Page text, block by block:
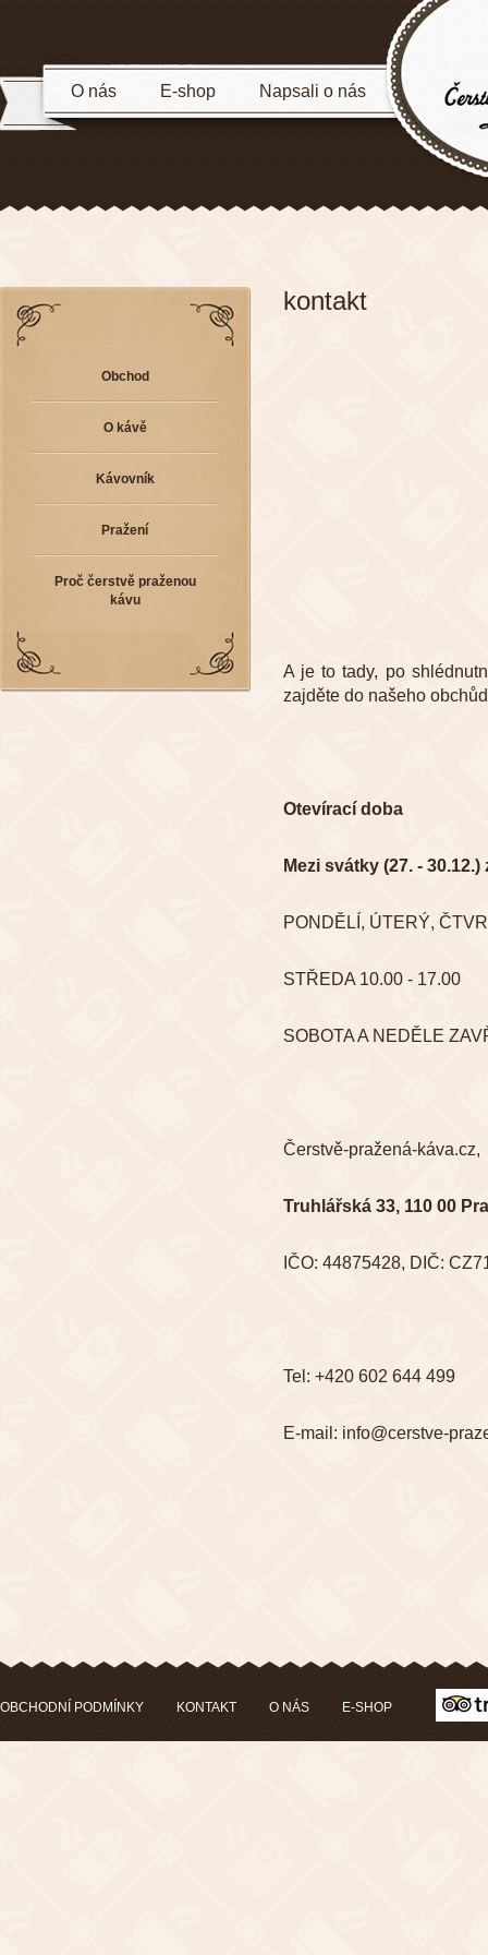
O nás E-shop Napsali o nás
Obchod
O kávě
Kávovník
Pražení
Proč čerstvě praženou
kávu
kontakt
A je to tady, po
zajděte do našeho
Otevírací doba
Mezi svátky (27. - 30.12.)
PONDĚLÍ, ÚTERÝ,
STŘEDA 10.00 - 17.00
SOBOTA A NEDĚLE
Čerstvě-pražená-
Truhlářská 33, 110 00
IČO: 44875428, DIČ:
Tel: +420 602 644 499
E-mail: info@cerstve-
OBCHODNÍ PODMÍNKY KONTAKT O NÁS E-SHOP